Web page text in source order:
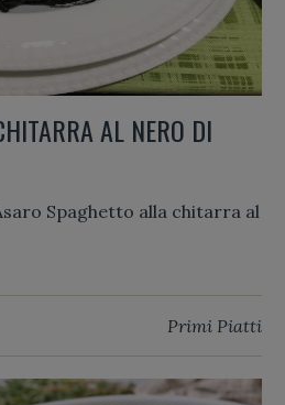
AL NERO DI
Spaghetto alla chitarra al
Primi Piatti